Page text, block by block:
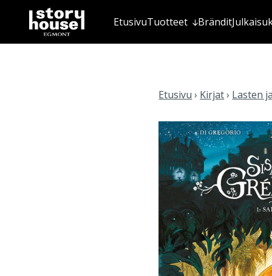
EtusivuTuotteet Brändit
Etusivu › Kirjat› Lasten